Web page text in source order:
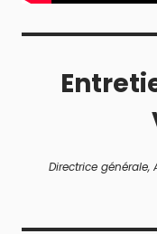
Directrice